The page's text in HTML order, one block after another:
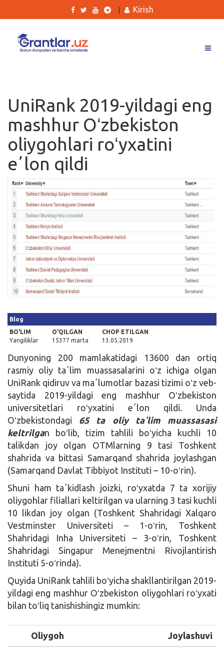
Ishlar
Kurslar
Blog
Yana
Kirish
Kirish
UniRank 2019-yildagi eng
mashhur Oʻzbekiston
oliygohlari roʻyxatini
eʼlon qildi
Blog
BO'LIM
Yangiliklar
O'QILGAN
15377 marta
CHOP ETILGAN
13.05.2019
Dunyoning 200 mamlakatidagi 13600 dan ortiq
rasmiy oliy taʼlim muassasalarini oʻz ichiga olgan
UniRank qidiruv va maʼlumotlar bazasi tizimi oʻz veb-
saytida 2019-yildagi eng mashhur Oʻzbekiston
universitetlari roʻyxatini eʼlon qildi. Unda
Oʻzbekistondagi 65 ta oliy taʼlim muassasasi
keltrilgan boʻlib, tizim tahlili boʻyicha kuchli 10
talikdan joy olgan OTMlarning 9 tasi Toshkent
shahrida va bittasi Samarqand shahrida joylashgan
(Samarqand Davlat Tibbiyot Instituti – 10-oʻrin).
Shuni ham taʼkidlash joizki, roʻyxatda 7 ta xorijiy
oliygohlar filiallari keltirilgan va ularning 3 tasi kuchli
10 likdan joy olgan (Toshkent Shahridagi Xalqaro
Vestminster Universiteti – 1-oʻrin, Toshkent
Shahridagi Inha Universiteti – 3-oʻrin, Toshkent
Shahridagi Singapur Menejmentni Rivojlantirish
Instituti 5-oʻrinda).
Quyida UniRank tahlili boʻyicha shakllantirilgan 2019-
yildagi eng mashhur Oʻzbekiston oliygohlari roʻyxati
bilan toʻliq tanishishingiz mumkin:
Oliygoh Joylashuvi